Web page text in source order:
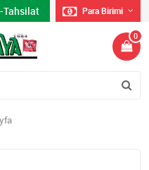
Tahsilat Para Birimi
0